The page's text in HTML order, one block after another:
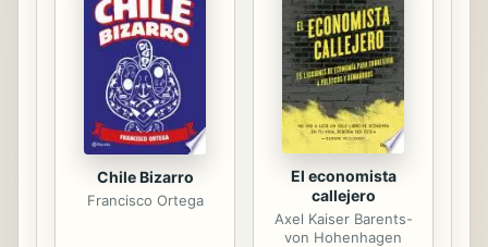
Chile Bizarro
Francisco Ortega
El economista
callejero
Axel Kaiser Barents-
von Hohenhagen